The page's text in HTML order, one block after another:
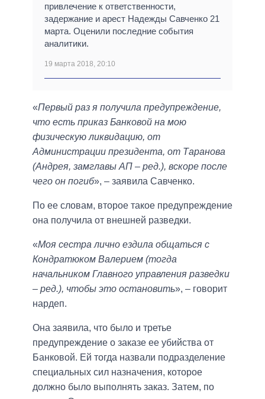
привлечение к ответственности,
задержание и арест Надежды Савченко 21
марта. Оценили последние события
аналитики.
19 марта 2018, 20:10
«Первый раз я получила предупреждение,
что есть приказ Банковой на мою
физическую ликвидацию, от
Администрации президента, от Таранова
(Андрея, замглавы АП – ред.), вскоре после
чего он погиб», – заявила Савченко.
По ее словам, второе такое предупреждение
она получила от внешней разведки.
«Моя сестра лично ездила общаться с
Кондратюком Валерием (тогда
начальником Главного управления разведки
– ред.), чтобы это остановить», – говорит
нардеп.
Она заявила, что было и третье
предупреждение о заказе ее убийства от
Банковой. Ей тогда назвали подразделение
специальных сил назначения, которое
должно было выполнять заказ. Затем, по